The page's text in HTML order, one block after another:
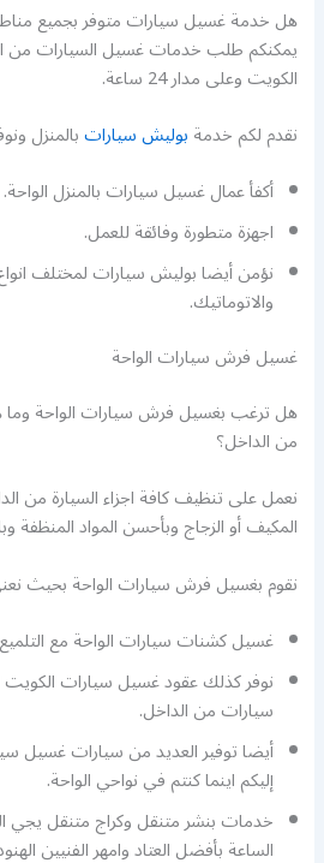
هل خدمة غسيل سيارات متوفر بجميع مناطق
يمكنكم طلب خدمات غسيل السيارات من
الكويت وعلى مدار 24 ساعة.
نقدم لكم خدمةبوليش سياراتبالمنزل
أكفأ عمال غسيل سيارات بالمنزل الواحة.
اجهزة متطورة وفائقة للعمل.
نؤمن أيضا بوليش سيارات لمختلف
والاتوماتيك.
غسيل فرش سيارات الواحة
هل ترغب بغسيل فرش سيارات الواحة وما
من الداخل؟
نعمل على تنظيف كافة اجزاء السيارة من
المكيف أو الزجاج وبأحسن المواد
نقوم بغسيل فرش سيارات الواحة بحيث
غسيل كشنات سيارات الواحة مع
نوفر كذلك عقود غسيل سيارات
سيارات من الداخل.
أيضا توفير العديد من سيارات غسيل
إليكم اينما كنتم في نواحي الواحة.
خدمات بنشر متنقل وكراج متنقل يجي
الساعة بأفضل العتاد وامهر الفنيين